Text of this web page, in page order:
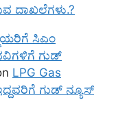
ದಾಖಲೆಗಳು.?
ಸಿಎಂ
ಗುಡ್
LPG Gas
ಗುಡ್ ನ್ಯೂಸ್